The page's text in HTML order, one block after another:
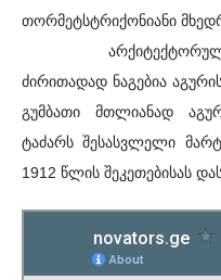
თორმეტსტრიქონიანი
არქიტექტორულად
ძირითადად ნაგებია
გუმბათი მთლიანად
ტაძარს შესასვლელი
1912 წლის შეკეთებისას